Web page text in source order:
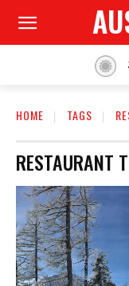
HOME TAGS
RESTAURANT